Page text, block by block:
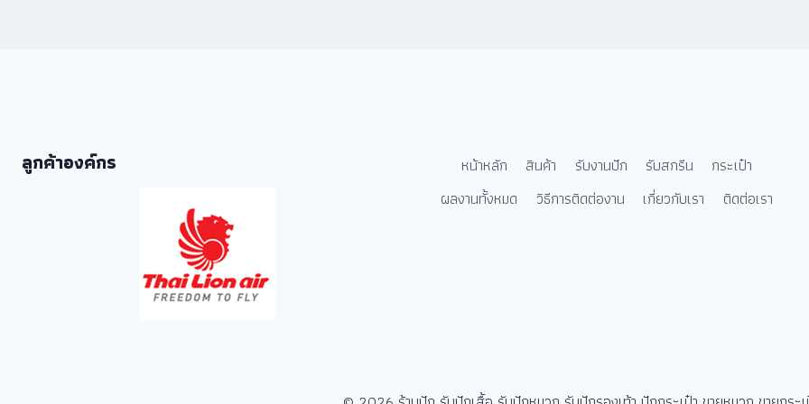
ลูกค้าองค์กร หน้าหลัก สินค้า รับงานปัก รับสกรีน
กระเป๋า
ผลงานทั้งหมด
วิธีการติดต่องาน เกี่ยวกับเรา ติดต่อเรา